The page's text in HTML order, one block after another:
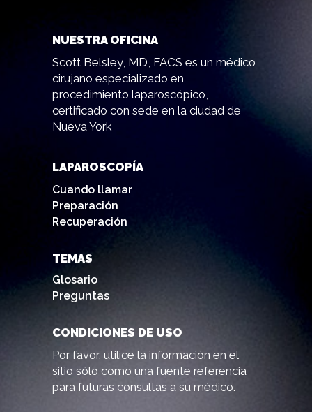
NUESTRA OFICINA
Scott Belsley, MD, FACS es un médico
cirujano especializado en
procedimiento laparoscópico,
certificado con sede en la ciudad de
Nueva York
LAPAROSCOPÍA
Cuando llamar
Preparación
Recuperación
TEMAS
Glosario
Preguntas
CONDICIONES DE USO
Por favor, utilice la información en el
sitio sólo como una fuente referencia
para futuras consultas a su médico.